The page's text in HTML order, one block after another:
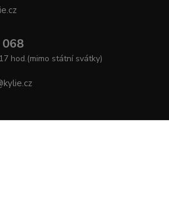
hod.(mimo státní svátky)